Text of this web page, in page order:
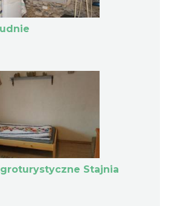
Stajnia